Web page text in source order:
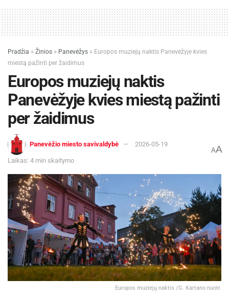
Pradžia » Žinios » Panevėžys » Europos muziejų naktis Panevėžyje kvies
miestą pažinti per žaidimus
Europos muziejų naktis
Panevėžyje kvies miestą pažinti
per žaidimus
Panevėžio miesto savivaldybė 2026-05-19
Laikas: 4 min skaitymo
AA
Europos muziejų naktis /G. Kartano nuotr.